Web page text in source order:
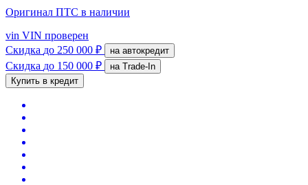
Оригинал ПТС в наличии
vin VIN проверен
Скидка до 250 000 ₽ на автокредит
Скидка до 150 000 ₽
на Trade-In
Купить в кредит